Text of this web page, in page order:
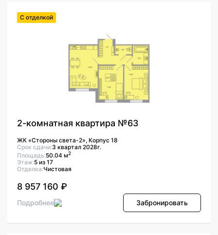
С отделкой
2-комнатная квартира №63
ЖК «Стороны света-2», Корпус 18
Срок сдачи:3 квартал 2028г.
Площадь:50.04 м2
Этаж:5 из 17
Отделка:Чистовая
8 957 160 ₽
Подробнее Забронировать